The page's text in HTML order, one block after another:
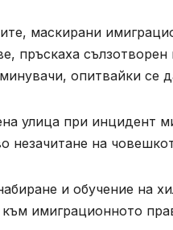
маскирани
пръскаха
опитвайки се
улица при инцидент
незачитане на
и обучение на
имиграционното